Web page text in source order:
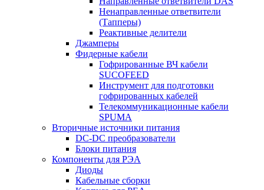
Ненаправленные ответвители
(Тапперы)
Реактивные делители
Джамперы
Фидерные кабели
Гофрированные ВЧ кабели
SUCOFEED
Инструмент для подготовки
гофрированных кабелей
Телекоммуникационные кабели
SPUMA
Вторичные источники питания
DC-DC преобразователи
Блоки питания
Компоненты для РЭА
Диоды
Кабельные сборки